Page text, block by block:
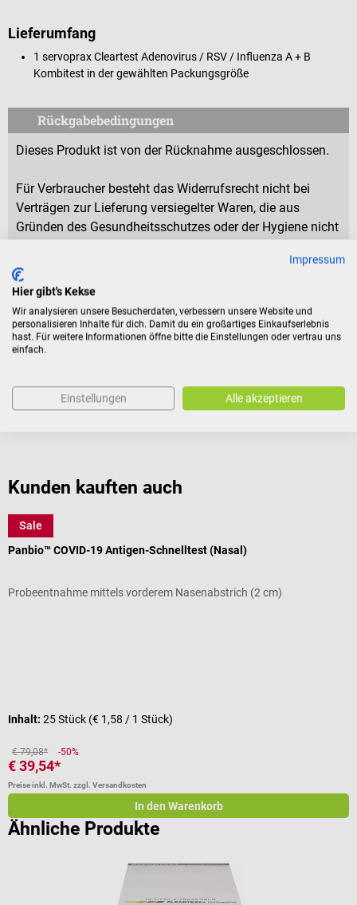
Lieferumfang
1 servoprax Cleartest Adenovirus / RSV / Influenza A + B
Kombitest in der gewählten Packungsgröße
Rückgabebedingungen
Dieses Produkt ist von der Rücknahme ausgeschlossen.
Für Verbraucher besteht das Widerrufsrecht nicht bei
Verträgen zur Lieferung versiegelter Waren, die aus
Gründen des Gesundheitsschutzes oder der Hygiene nicht
der Lieferung entfernt wurde.
Produktidentifikation
Kunden kauften auch
Sale
Abbott
Panbio™ COVID-19 Antigen-Schnelltest (Nasal)
Probeentnahme mittels vorderem Nasenabstrich (2 cm)
Inhalt: 25 Stück (€ 1,58 / 1 Stück)
€ 79,08* -50%
€ 39,54*
Preise inkl. MwSt. zzgl. Versandkosten
In den Warenkorb
Ähnliche Produkte
Impressum
Hier gibt's Kekse
Wir analysieren unsere Besucherdaten, verbessern unsere Website und
personalisieren Inhalte für dich. Damit du ein großartiges Einkaufserlebnis
hast. Für weitere Informationen öffne bitte die Einstellungen oder vertrau uns
einfach.
Einstellungen Alle akzeptieren